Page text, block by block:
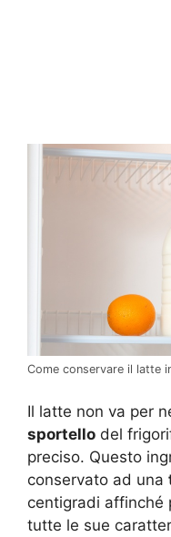
Come conservare il latte
Il latte non va per
sportello del
preciso. Questo
conservato ad una
centigradi affinché
tutte le sue